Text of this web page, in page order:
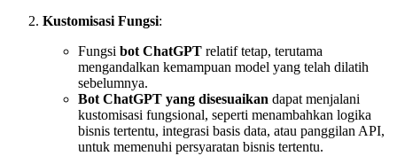
Kustomisasi Fungsi:
Fungsi bot ChatGPT relatif tetap, terutama
mengandalkan kemampuan model yang telah dilatih
sebelumnya.
Bot ChatGPT yang disesuaikan dapat menjalani
kustomisasi fungsional, seperti menambahkan logika
bisnis tertentu, integrasi basis data, atau panggilan API,
untuk memenuhi persyaratan bisnis tertentu.